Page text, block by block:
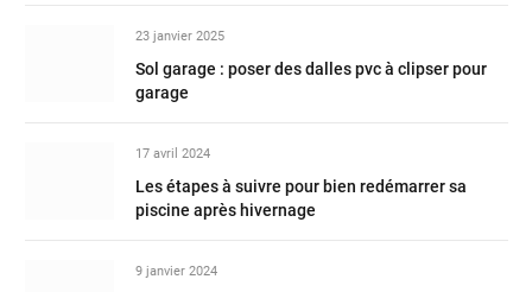
23 janvier 2025
Sol garage : poser des dalles pvc à clipser pour
garage
17 avril 2024
Les étapes à suivre pour bien redémarrer sa
piscine après hivernage
9 janvier 2024